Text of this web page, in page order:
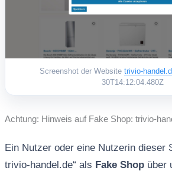
Screenshot der Website trivio-
30T14:12:04.480Z
Achtung: Hinweis auf Fake Shop: trivio-
Ein Nutzer oder eine Nutzerin dieser
trivio-handel.de“ als Fake Shopüber